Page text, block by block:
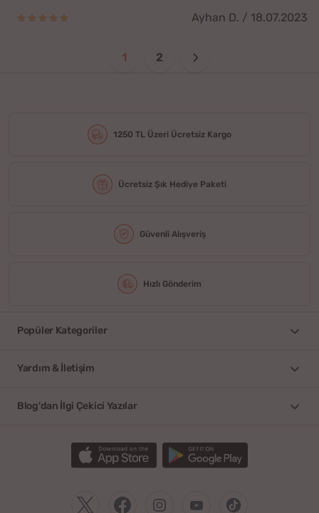
Ayhan D. / 18.07.2023
1 2
1250 TL Üzeri Ücretsiz Kargo
Ücretsiz Şık Hediye Paketi
Güvenli Alışveriş
Hızlı Gönderim
Popüler Kategoriler
Yardım & İletişim
Blog'dan İlgi Çekici Yazılar